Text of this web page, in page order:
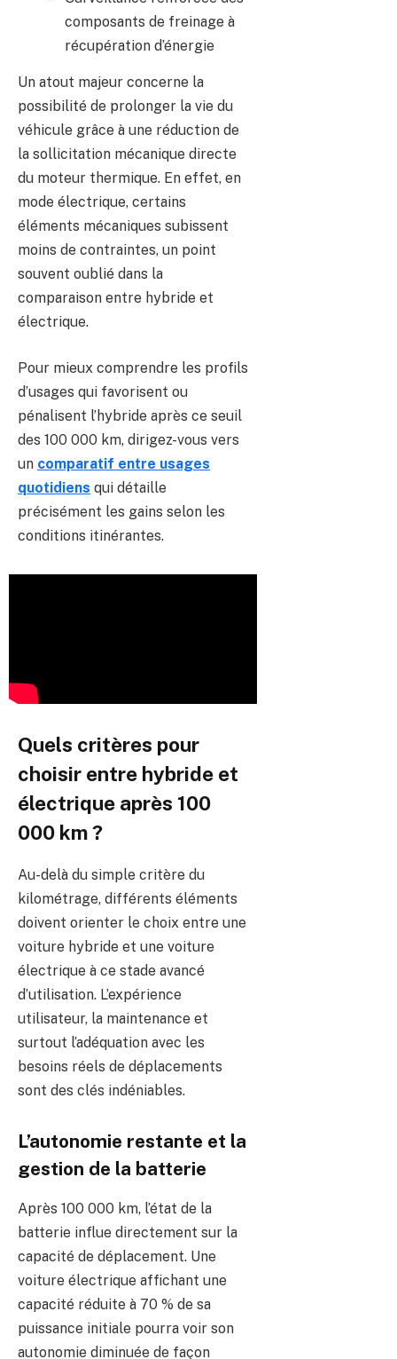
composants de freinage à
récupération d’énergie
Un atout majeur concerne la
possibilité de prolonger la vie du
véhicule grâce à une réduction de
la sollicitation mécanique directe
du moteur thermique. En effet, en
mode électrique, certains
éléments mécaniques subissent
moins de contraintes, un point
souvent oublié dans la
comparaison entre hybride et
électrique.
Pour mieux comprendre les profils
d’usages qui favorisent ou
pénalisent l’hybride après ce seuil
des 100 000 km, dirigez-vous vers
un comparatif entre usages
quotidiens qui détaille
précisément les gains selon les
conditions itinérantes.
Quels critères pour
choisir entre hybride et
électrique après 100
000 km ?
Au-delà du simple critère du
kilométrage, différents éléments
doivent orienter le choix entre une
voiture hybride et une voiture
électrique à ce stade avancé
d’utilisation. L’expérience
utilisateur, la maintenance et
surtout l’adéquation avec les
besoins réels de déplacements
sont des clés indéniables.
L’autonomie restante et la
gestion de la batterie
Après 100 000 km, l’état de la
batterie influe directement sur la
capacité de déplacement. Une
voiture électrique affichant une
capacité réduite à 70 % de sa
puissance initiale pourra voir son
autonomie diminuée de façon